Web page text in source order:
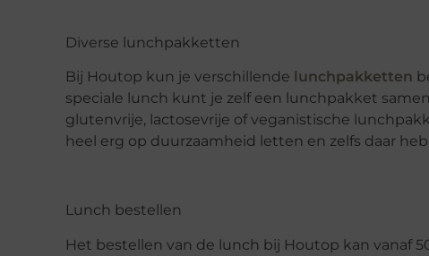
Diverse lunchpakketten
Bij Houtop kun je verschillende lunchpakketten
speciale lunch kunt je zelf een lunchpakket
glutenvrije, lactosevrije of veganistische
heel erg op duurzaamheid letten en zelfs daar
Lunch bestellen
Het bestellen van de lunch bij Houtop kan vanaf